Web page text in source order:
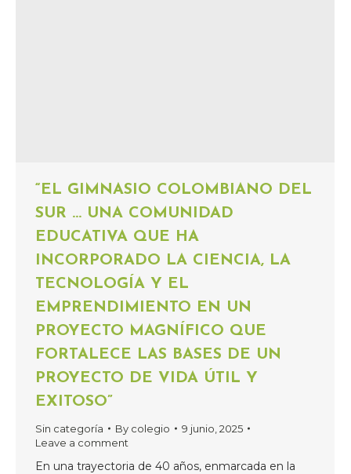
“EL GIMNASIO COLOMBIANO DEL
SUR … UNA COMUNIDAD
EDUCATIVA QUE HA
INCORPORADO LA CIENCIA, LA
TECNOLOGÍA Y EL
EMPRENDIMIENTO EN UN
PROYECTO MAGNÍFICO QUE
FORTALECE LAS BASES DE UN
PROYECTO DE VIDA ÚTIL Y
EXITOSO”
Sin categoría By colegio
9 junio, 2025
Leave a comment
En una trayectoria de 40 años, enmarcada en la